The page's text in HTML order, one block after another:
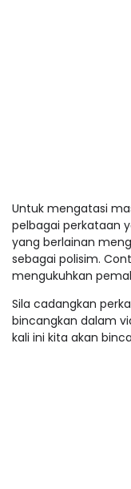
Untuk mengatasi
pelbagai perkataan
yang berlainan
sebagai polisim.
mengukuhkan
Sila cadangkan
bincangkan dalam
kali ini kita akan